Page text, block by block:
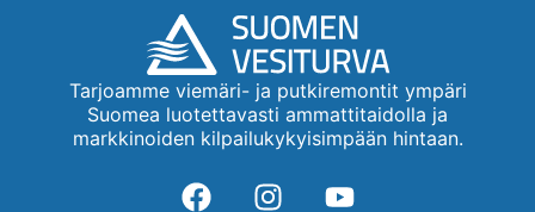
Tarjoamme viemäri- ja putkiremontit ympäri
Suomea luotettavasti ammattitaidolla ja
markkinoiden kilpailukykyisimpään hintaan.